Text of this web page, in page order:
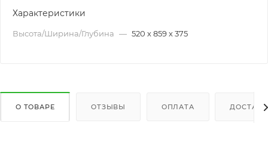
Характеристики
Высота/Ширина/Глубина — 520 х 859 х 375
О ТОВАРЕ ОТЗЫВЫ ОПЛАТА